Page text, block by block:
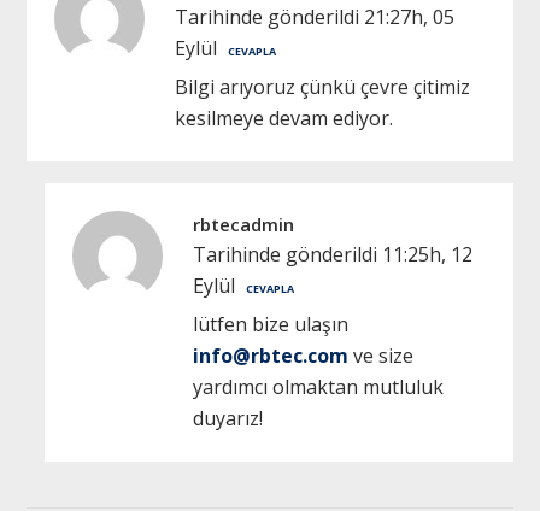
Tarihinde gönderildi 21:27h, 05
Eylül
CEVAPLA
Bilgi arıyoruz çünkü çevre çitimiz
kesilmeye devam ediyor.
rbtecadmin
Tarihinde gönderildi 11:25h, 12
Eylül
CEVAPLA
lütfen bize ulaşın
info@rbtec.com ve size
yardımcı olmaktan mutluluk
duyarız!